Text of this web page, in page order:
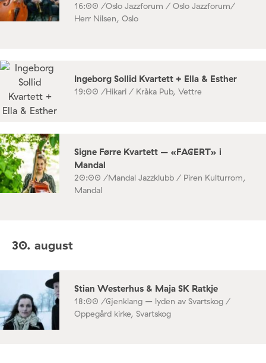
16:00 /Oslo Jazzforum / Oslo Jazzforum/
Herr Nilsen, Oslo
Ingeborg Sollid Kvartett + Ella & Esther
19:00 /Hikari / Kråka Pub, Vettre
Signe Førre Kvartett – «FAGERT» i
Mandal
20:00 /Mandal Jazzklubb / Piren Kulturrom,
Mandal
30. august
Stian Westerhus & Maja SK Ratkje
18:00 /Gjenklang – lyden av Svartskog /
Oppegård kirke, Svartskog